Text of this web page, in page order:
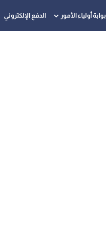
بوابة أولياء الأمور الدفع الإلكتروني